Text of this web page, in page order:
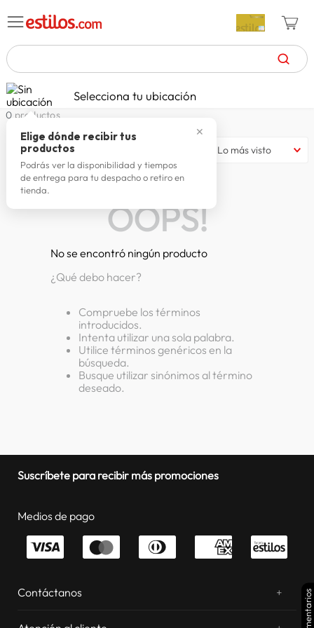
TÉRMINOS MÁS BUSCADOS
1. zapatillas mujer
2. celulares
3. zapatillas hombre
4. moda
5. zapatillas
laptop
terrex
spiderman
lavadora
Selecciona tu ubicación
✕
Elige dónde recibir tus
productos
Podrás ver la disponibilidad y tiempos
de entrega para tu despacho o retiro en
tienda.
0 productos
Lo más visto
OOPS!
No se encontró ningún producto
¿Qué debo hacer?
Compruebe los términos
introducidos.
Intenta utilizar una sola palabra.
Utilice términos genéricos en la
búsqueda.
Busque utilizar sinónimos al término
deseado.
Suscríbete para recibir más promociones
Medios de pago
Contáctanos + Comentarios